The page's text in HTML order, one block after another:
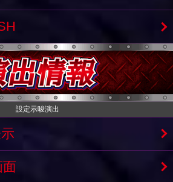
設定示唆演出